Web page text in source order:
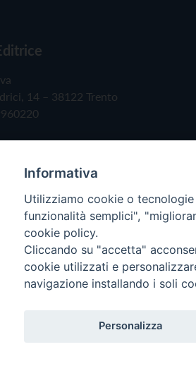
14 – 38122 Trento
- Tutti i diritti riservati - Vita
Informativa
Utilizziamo cookie o
funzionalità semplici",
cookie policy.
Cliccando su "accetta"
cookie utilizzati e
navigazione installando i soli
Personalizza